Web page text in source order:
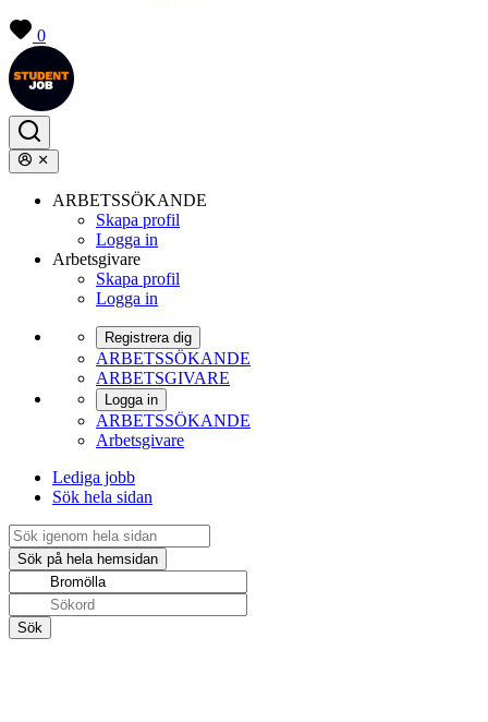
0
ARBETSSÖKANDE
Skapa profil
Logga in
Arbetsgivare
Skapa profil
Logga in
Registrera dig
ARBETSSÖKANDE
ARBETSGIVARE
Logga in
ARBETSSÖKANDE
Arbetsgivare
Lediga jobb
Sök hela sidan